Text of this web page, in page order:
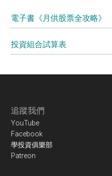
電子書《月供股票全攻略》
投資組合試算表
Footer
追蹤我們
YouTube
Facebook
學投資俱樂部
Patreon